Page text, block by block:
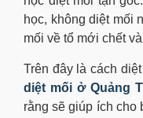
học, không diệt mối
mối về tổ mới chết
Trên đây là cách
diệt mối ở Quảng
rằng sẽ giúp ích cho